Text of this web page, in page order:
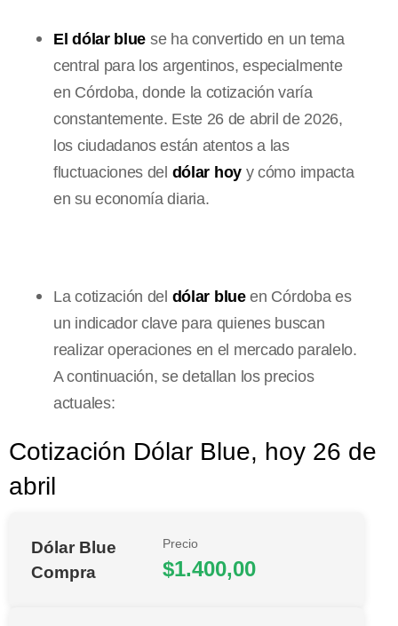
El dólar blue se ha convertido en un tema
central para los argentinos, especialmente
en Córdoba, donde la cotización varía
constantemente. Este 26 de abril de 2026,
los ciudadanos están atentos a las
fluctuaciones del dólar hoyy cómo impacta
en su economía diaria.
La cotización del dólar blueen Córdoba es
un indicador clave para quienes buscan
realizar operaciones en el mercado paralelo.
A continuación, se detallan los precios
actuales:
Cotización Dólar Blue, hoy 26 de
abril
Dólar Blue
Compra
Precio
$1.400,00